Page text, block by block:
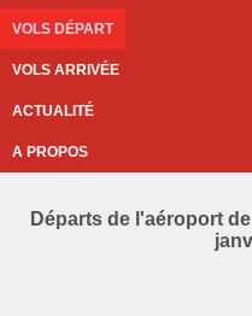
VOLS DÉPART
VOLS ARRIVÉE
ACTUALITÉ
A PROPOS
Départs de l'aéroport